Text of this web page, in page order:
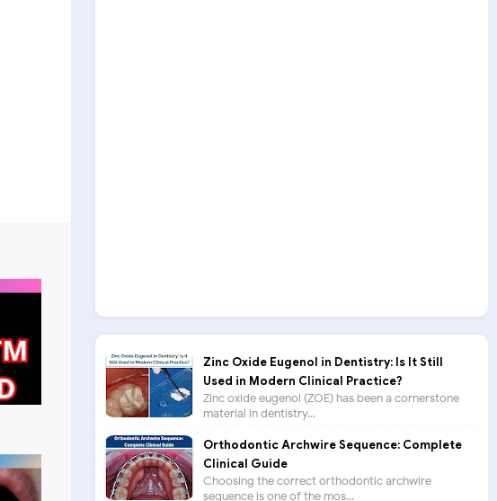
Zinc Oxide Eugenol in Dentistry: Is It Still
Used in Modern Clinical Practice?
Zinc oxide eugenol (ZOE) has been a cornerstone
material in dentistry...
Orthodontic Archwire Sequence: Complete
Clinical Guide
Choosing the correct orthodontic archwire
sequence is one of the mos...